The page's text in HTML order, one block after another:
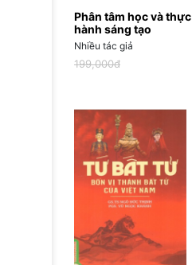
Phân tâm học và thực
hành sáng tạo
Nhiều tác giả
199,000đ